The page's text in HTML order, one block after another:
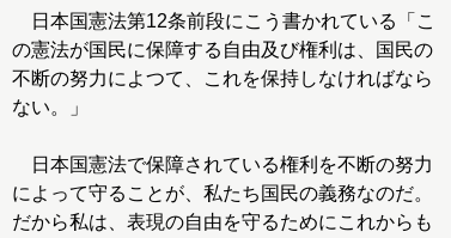
日本国憲法第12条前段にこう書かれている「こ
の憲法が国民に保障する自由及び権利は、国民の
不断の努力によつて、これを保持しなければなら
ない。」
日本国憲法で保障されている権利を不断の努力
によって守ることが、私たち国民の義務なのだ。
だから私は、表現の自由を守るためにこれからも